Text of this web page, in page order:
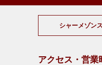
シャーメゾン
アクセス・営業